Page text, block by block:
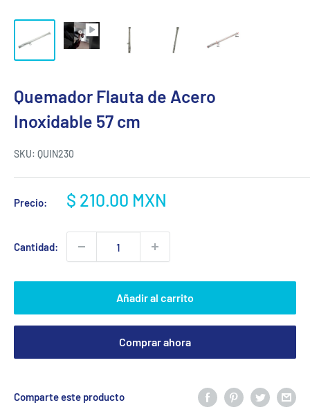
Quemador Flauta de Acero
Inoxidable 57 cm
SKU: QUIN230
Precio:
Precio
venta
$ 210.00 MXN
Cantidad:
Añadir al carrito
Comprar ahora
Comparte este producto